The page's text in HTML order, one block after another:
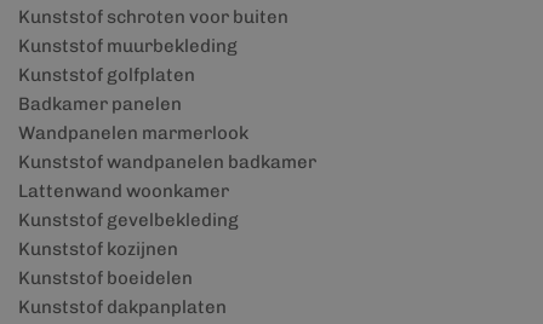
Kunststof schroten voor buiten
Kunststof muurbekleding
Kunststof golfplaten
Badkamer panelen
Wandpanelen marmerlook
Kunststof wandpanelen badkamer
Lattenwand woonkamer
Kunststof gevelbekleding
Kunststof kozijnen
Kunststof boeidelen
Kunststof dakpanplaten